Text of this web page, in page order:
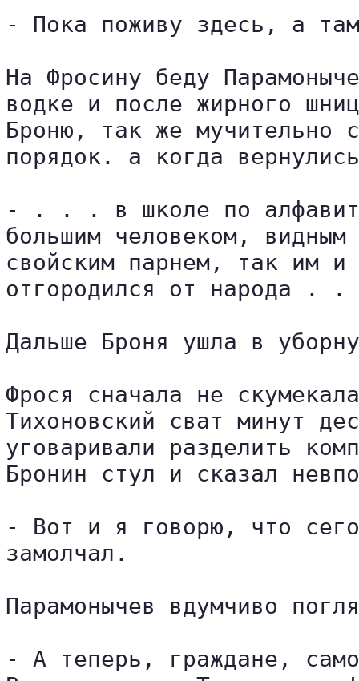
- Пока поживу здесь, а
На Фросину беду
водке и после жирного
Броню, так же мучительно
порядок. а когда
- . . . в школе по
большим человеком,
свойским парнем, так им
отгородился от народа .
Дальше Броня ушла в
Фрося сначала не
Тихоновский сват минут
уговаривали разделить
Бронин стул и сказал
- Вот и я говорю, что
замолчал.
Парамонычев вдумчиво
- А теперь, граждане,